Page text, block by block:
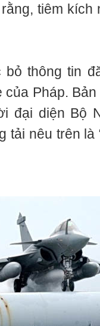
tiêm kích
thông tin
của Pháp.
đại diện Bộ
tải nêu trên